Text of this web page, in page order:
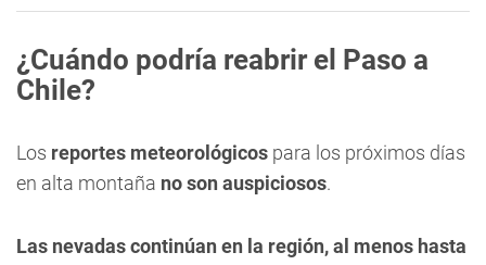
¿Cuándo podría reabrir el Paso a
Chile?
Los reportes meteorológicos para los próximos días
en alta montaña no son auspiciosos.
Las nevadas continúan en la región, al menos hasta